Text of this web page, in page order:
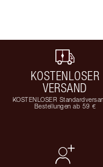
KOSTENLOSER
VERSAND
KOSTENLOSER
Bestellungen ab 59 €